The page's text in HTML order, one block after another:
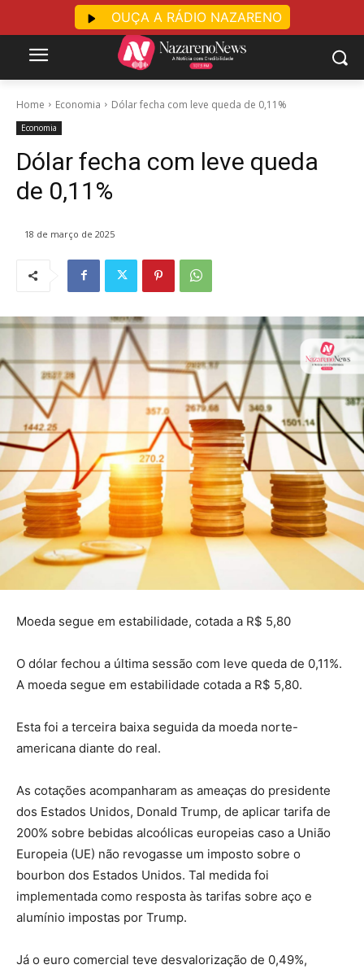
Home Economia Dólar fecha com leve queda de 0,11%
Economia
Dólar fecha com leve queda
de 0,11%
18 de março de 2025
Moeda segue em estabilidade, cotada a R$ 5,80
O dólar fechou a última sessão com leve queda de 0,11%.
A moeda segue em estabilidade cotada a R$ 5,80.
Esta foi a terceira baixa seguida da moeda norte-
americana diante do real.
As cotações acompanharam as ameaças do presidente
dos Estados Unidos, Donald Trump, de aplicar tarifa de
200% sobre bebidas alcoólicas europeias caso a União
Europeia (UE) não revogasse um imposto sobre o
bourbon dos Estados Unidos. Tal medida foi
implementada como resposta às tarifas sobre aço e
alumínio impostas por Trump.
Já o euro comercial teve desvalorização de 0,49%,
OUÇA A RÁDIO NAZARENO